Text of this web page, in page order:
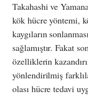
Takahashi ve
kök hücre yöntemi,
kaygıların
sağlamıştır. Fakat
özelliklerin
yönlendirilmiş
olası hücre tedavi